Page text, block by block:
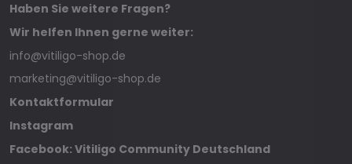
Haben Sie weitere Fragen?
Wir helfen Ihnen gerne weiter:
info@vitiligo-shop.de
marketing@vitiligo-shop.de
Kontaktformular
Instagram
Facebook: Vitiligo Community Deutschland